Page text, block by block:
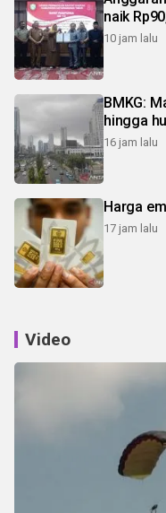
naik
10 jam lalu
BMKG:
hingga
16 jam lalu
Harga
17 jam lalu
Video